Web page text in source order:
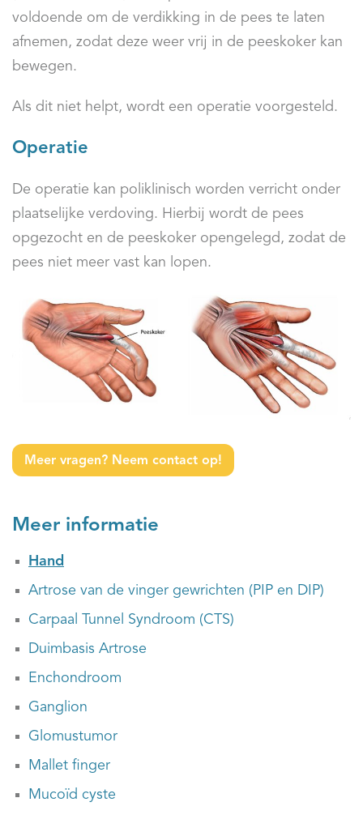
Meer informatie
Hand
Artrose van de vinger gewrichten (PIP en DIP)
Carpaal Tunnel Syndroom (CTS)
Duimbasis Artrose
Enchondroom
Ganglion
Glomustumor
Mallet finger
Mucoïd cyste
voldoende om de verdikking in de pees te laten
afnemen, zodat deze weer vrij in de peeskoker kan
bewegen.
Als dit niet helpt, wordt een operatie voorgesteld.
Operatie
De operatie kan poliklinisch worden verricht onder
plaatselijke verdoving. Hierbij wordt de pees
opgezocht en de peeskoker opengelegd, zodat de
pees niet meer vast kan lopen.
Meer vragen? Neem contact op!